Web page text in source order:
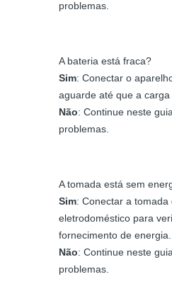
problemas.
A bateria está fraca?
Sim: Conectar o
aguarde até que a
Não: Continue neste
problemas.
A tomada está sem
Sim: Conectar a tomada
eletrodoméstico para
fornecimento de energia.
Não: Continue neste
problemas.